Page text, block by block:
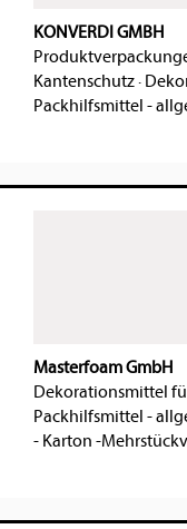
KONVERDI GMBH
Kantenschutz·
Packhilfsmittel -
Masterfoam GmbH
Dekorationsmittel
Packhilfsmittel -
- Karton -